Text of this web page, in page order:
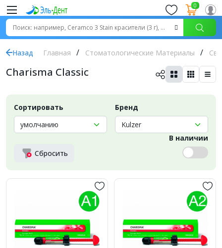
0
Назад Главная Стоматологические Материалы
Charisma Classic
Сортировать Бренд
Сбросить
В наличии